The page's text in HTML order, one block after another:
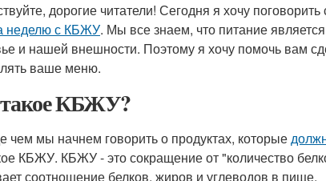
дорогие читатели! Сегодня я хочу
неделю с КБЖУ. Мы все знаем, что питание
и нашей внешности. Поэтому я хочу помочь вам
ваше меню.
КБЖУ?
чем мы начнем говорить о продуктах, которые
КБЖУ. КБЖУ - это сокращение от "количество
соотношение белков, жиров и углеводов в пище.